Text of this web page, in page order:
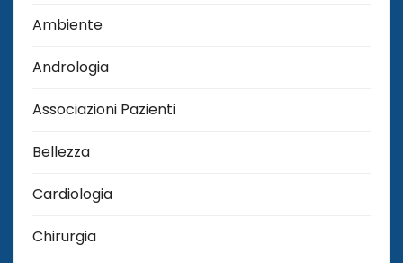
Ambiente
Andrologia
Associazioni Pazienti
Bellezza
Cardiologia
Chirurgia